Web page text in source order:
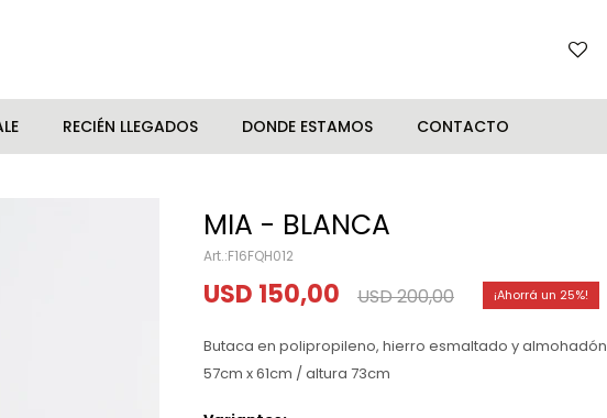
RECIÉN LLEGADOS DONDE ESTAMOS CONTACTO
MIA - BLANCA
F16FQH012
USD 150,00 USD200,00 25
Butaca en polipropileno, hierro esmaltado y almohadón
57cm x 61cm / altura 73cm